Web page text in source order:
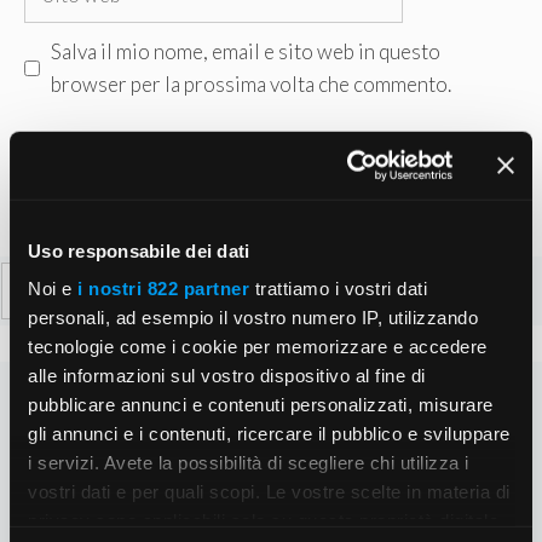
Uso responsabile dei dati
Noi e i nostri 822 partner trattiamo i vostri dati
personali, ad esempio il vostro numero IP, utilizzando
tecnologie come i cookie per memorizzare e accedere
alle informazioni sul vostro dispositivo al fine di
pubblicare annunci e contenuti personalizzati, misurare
gli annunci e i contenuti, ricercare il pubblico e sviluppare
i servizi. Avete la possibilità di scegliere chi utilizza i
vostri dati e per quali scopi. Le vostre scelte in materia di
Salva il mio nome, email e sito web in questo
browser per la prossima volta che commento.
Ricerca
per: